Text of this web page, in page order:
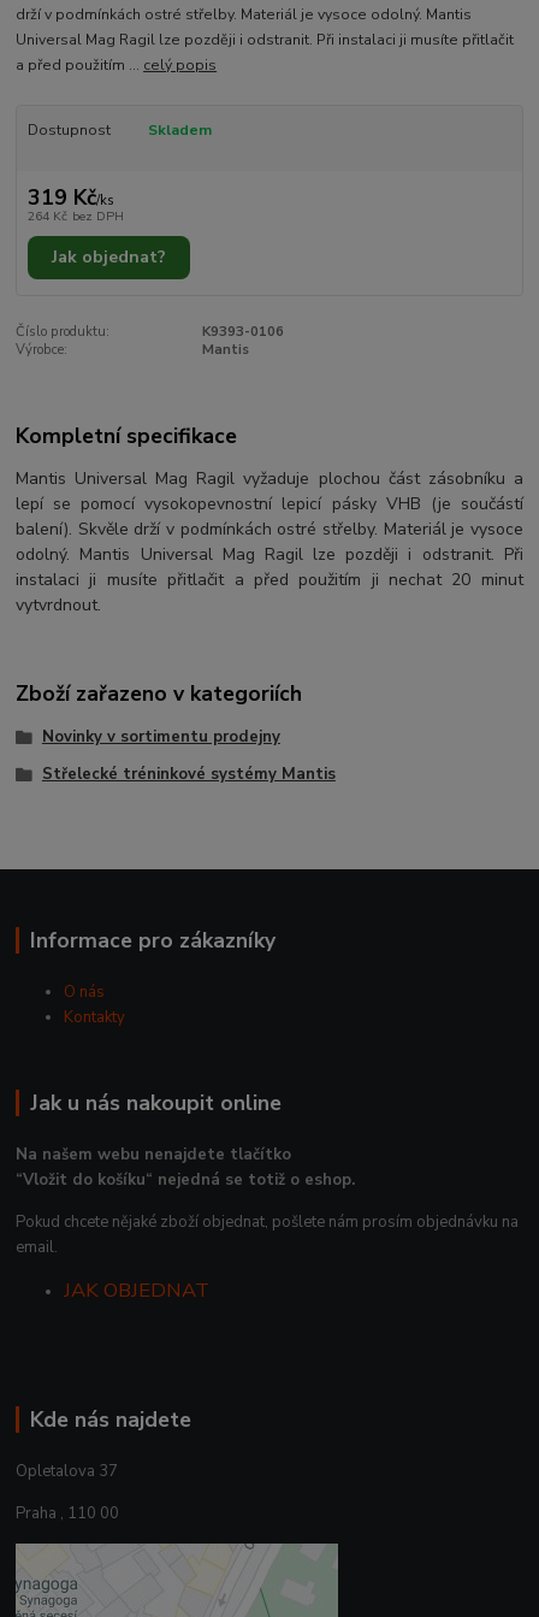
drží v podmínkách ostré střelby. Materiál je vysoce odolný. Mantis
Universal Mag Ragil lze později i odstranit. Při instalaci ji musíte přitlačit
a před použitím ... celý popis
Dostupnost Skladem
319 Kč/ks
264 Kč bez DPH
Jak objednat?
Číslo produktu:
K9393-0106
Výrobce:
Mantis
Kompletní specifikace
Mantis Universal Mag Ragil vyžaduje plochou část zásobníku a
lepí se pomocí vysokopevnostní lepicí pásky VHB (je součástí
balení). Skvěle drží v podmínkách ostré střelby. Materiál je vysoce
odolný. Mantis Universal Mag Ragil lze později i odstranit. Při
instalaci ji musíte přitlačit a před použitím ji nechat 20 minut
vytvrdnout.
Zboží zařazeno v kategoriích
Novinky v sortimentu prodejny
Střelecké tréninkové systémy Mantis
Informace pro zákazníky
O nás
Kontakty
Jak u nás nakoupit online
Na našem webu nenajdete tlačítko
“Vložit do košíku“ nejedná se totiž o eshop.
Pokud chcete nějaké zboží objednat, pošlete nám prosím objednávku na
email.
JAK OBJEDNAT
Kde nás najdete
Opletalova 37
Praha , 110 00